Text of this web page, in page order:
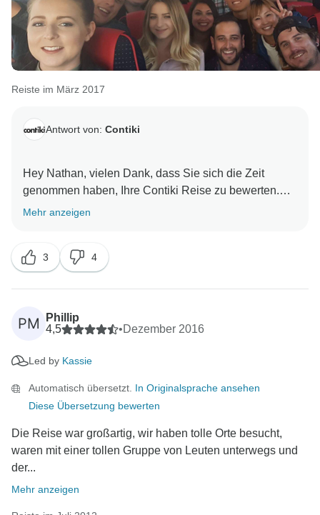
Reiste im März 2017
Antwort von: Contiki
Hey Nathan, vielen Dank, dass Sie sich die Zeit
genommen haben, Ihre Contiki Reise zu bewerten.
Wir freuen uns sehr zu wissen, dass Sie die besten 45
Mehr anzeigen
3 4
PM
Phillip
4,5
•Dezember 2016
Led by Kassie
Automatisch übersetzt. In Originalsprache ansehen
Diese Übersetzung bewerten
Die Reise war großartig, wir haben tolle Orte besucht,
waren mit einer tollen Gruppe von Leuten unterwegs und
der...
Mehr anzeigen